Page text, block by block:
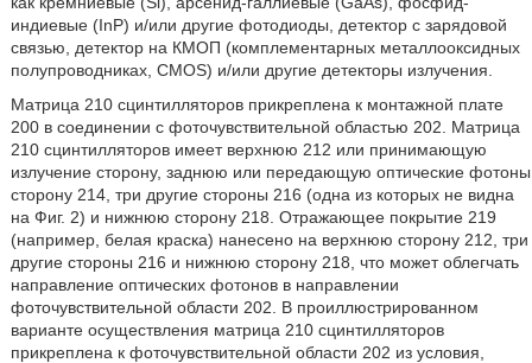
индиевые (InP) и/или другие фотодиоды, детектор с зарядовой
связью, детектор на КМОП (комплементарных металлооксидных
полупроводниках, CMOS) и/или другие детекторы излучения.
Матрица 210 сцинтилляторов прикреплена к монтажной плате
200 в соединении с фоточувствительной областью 202. Матрица
210 сцинтилляторов имеет верхнюю 212 или принимающую
излучение сторону, заднюю или передающую оптические фотоны
сторону 214, три другие стороны 216 (одна из которых не видна
на Фиг. 2) и нижнюю сторону 218. Отражающее покрытие 219
(например, белая краска) нанесено на верхнюю сторону 212, три
другие стороны 216 и нижнюю сторону 218, что может облегчать
направление оптических фотонов в направлении
фоточувствительной области 202. В проиллюстрированном
варианте осуществления матрица 210 сцинтилляторов
прикреплена к фоточувствительной области 202 из условия,